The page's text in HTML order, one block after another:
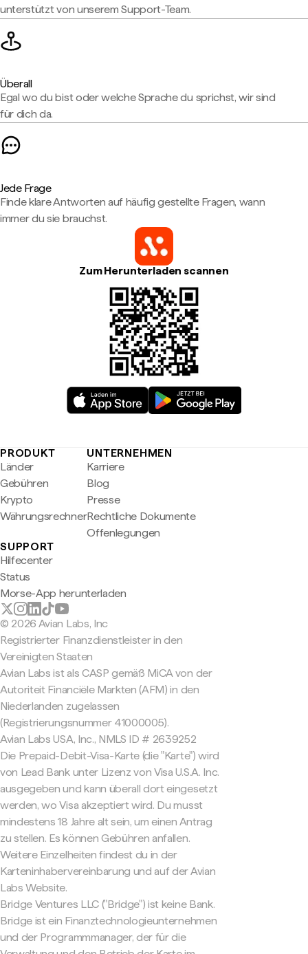
unterstützt von unserem Support-Team.
Überall
Egal wo du bist oder welche Sprache du sprichst, wir sind
für dich da.
Jede Frage
Finde klare Antworten auf häufig gestellte Fragen, wann
immer du sie brauchst.
Zum Herunterladen scannen
PRODUKT
Länder
Gebühren
Krypto
Währungsrechner
UNTERNEHMEN
Karriere
Blog
Presse
Rechtliche Dokumente
Offenlegungen
SUPPORT
Hilfecenter
Status
Morse-App herunterladen
© 2026 Avian Labs, Inc
Registrierter Finanzdienstleister in den
Vereinigten Staaten
Avian Labs ist als CASP gemäß MiCA von der
Autoriteit Financiële Markten (AFM) in den
Niederlanden zugelassen
(Registrierungsnummer 41000005).
Avian Labs USA, Inc., NMLS ID # 2639252
Die Prepaid-Debit-Visa-Karte (die "Karte") wird
von Lead Bank unter Lizenz von Visa U.S.A. Inc.
ausgegeben und kann überall dort eingesetzt
werden, wo Visa akzeptiert wird. Du musst
mindestens 18 Jahre alt sein, um einen Antrag
zu stellen. Es können Gebühren anfallen.
Weitere Einzelheiten findest du in der
Karteninhabervereinbarung und auf der Avian
Labs Website.
Bridge Ventures LLC ("Bridge") ist keine Bank.
Bridge ist ein Finanztechnologieunternehmen
und der Programmmanager, der für die